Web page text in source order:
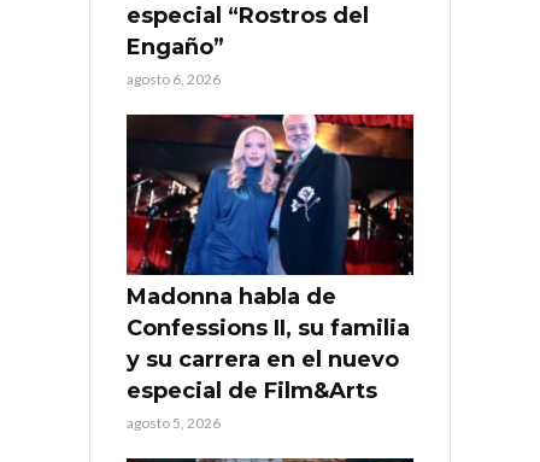
especial “Rostros del
Engaño”
agosto 6, 2026
Madonna habla de
Confessions II, su familia
y su carrera en el nuevo
especial de Film&Arts
agosto 5, 2026